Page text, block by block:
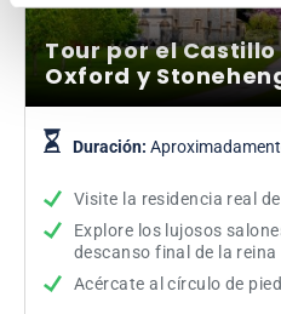
Tour por el
Oxford y
Duración:
Visite la residencia real
Explore los lujosos
descanso final de la reina
Acércate al círculo de